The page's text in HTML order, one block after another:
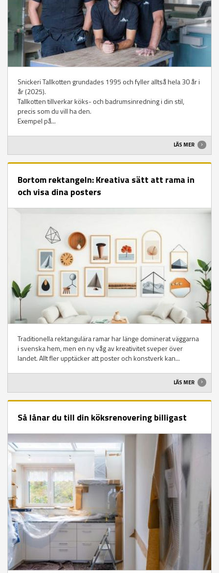
Snickeri Tallkotten grundades 1995 och fyller alltså hela 30 år i
år (2025).
Tallkotten tillverkar köks- och badrumsinredning i din stil,
precis som du vill ha den.
Exempel på...
LÄS MER
Bortom rektangeln: Kreativa sätt att rama in
och visa dina posters
Traditionella rektangulära ramar har länge dominerat väggarna
i svenska hem, men en ny våg av kreativitet sveper över
landet. Allt fler upptäcker att poster och konstverk kan...
LÄS MER
Så lånar du till din köksrenovering billigast